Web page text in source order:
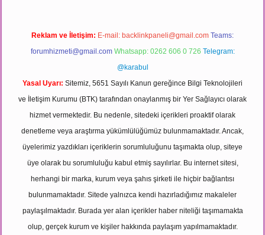
Reklam ve İletişim: E-mail: backlinkpaneli@gmail.com Teams:
forumhizmeti@gmail.com Whatsapp: 0262 606 0 726 Telegram:
@karabul
Yasal Uyarı: Sitemiz, 5651 Sayılı Kanun gereğince Bilgi Teknolojileri
ve İletişim Kurumu (BTK) tarafından onaylanmış bir Yer Sağlayıcı olarak
hizmet vermektedir. Bu nedenle, sitedeki içerikleri proaktif olarak
denetleme veya araştırma yükümlülüğümüz bulunmamaktadır. Ancak,
üyelerimiz yazdıkları içeriklerin sorumluluğunu taşımakta olup, siteye
üye olarak bu sorumluluğu kabul etmiş sayılırlar. Bu internet sitesi,
herhangi bir marka, kurum veya şahıs şirketi ile hiçbir bağlantısı
bulunmamaktadır. Sitede yalnızca kendi hazırladığımız makaleler
paylaşılmaktadır. Burada yer alan içerikler haber niteliği taşımamakta
olup, gerçek kurum ve kişiler hakkında paylaşım yapılmamaktadır.